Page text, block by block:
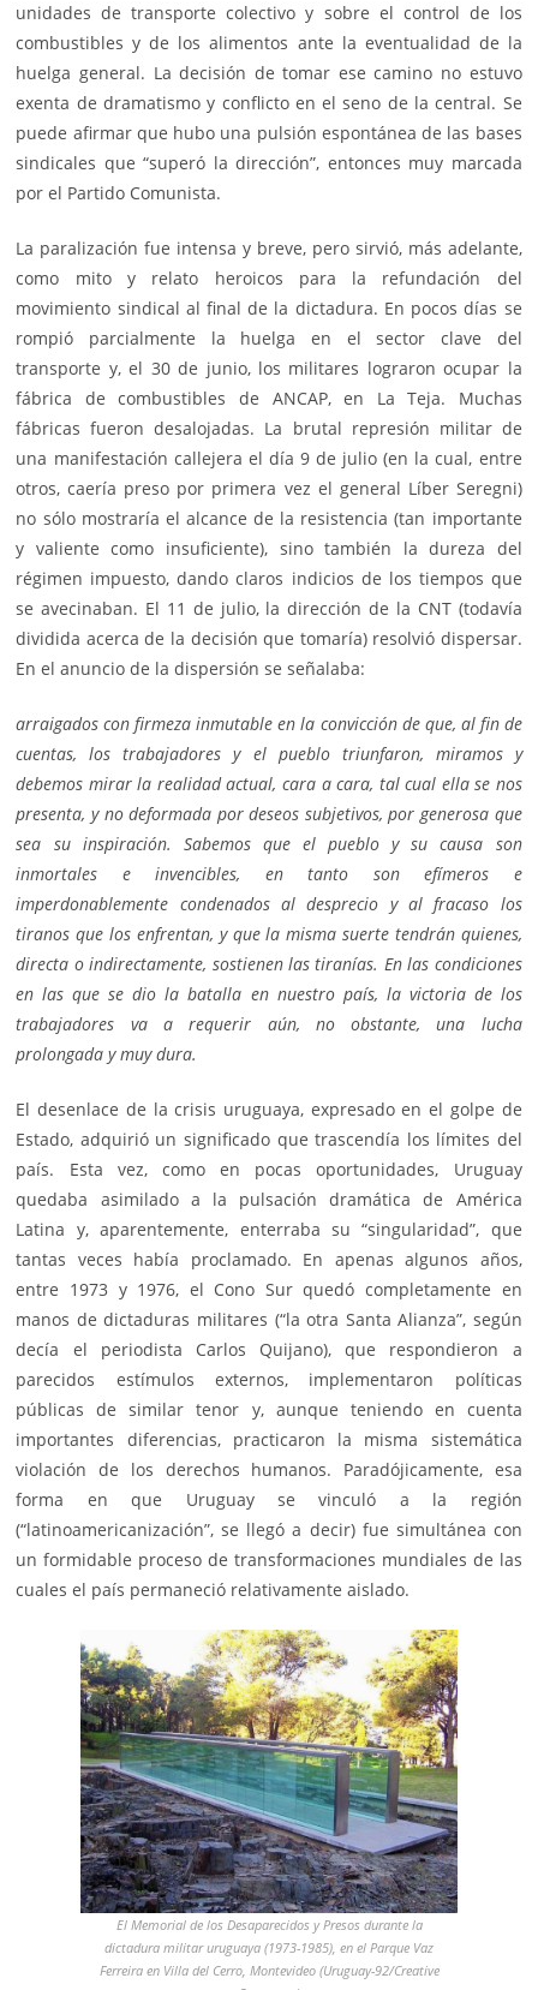
unidades de transporte colectivo y sobre el control de los
combustibles y de los alimentos ante la eventualidad de la
huelga general. La decisión de tomar ese camino no estuvo
exenta de dramatismo y conflicto en el seno de la central. Se
puede afirmar que hubo una pulsión espontánea de las bases
sindicales que “superó la dirección”, entonces muy marcada
por el Partido Comunista.
La paralización fue intensa y breve, pero sirvió, más adelante,
como mito y relato heroicos para la refundación del
movimiento sindical al final de la dictadura. En pocos días se
rompió parcialmente la huelga en el sector clave del
transporte y, el 30 de junio, los militares lograron ocupar la
fábrica de combustibles de ANCAP, en La Teja. Muchas
fábricas fueron desalojadas. La brutal represión militar de
una manifestación callejera el día 9 de julio (en la cual, entre
otros, caería preso por primera vez el general Líber Seregni)
no sólo mostraría el alcance de la resistencia (tan importante
y valiente como insuficiente), sino también la dureza del
régimen impuesto, dando claros indicios de los tiempos que
se avecinaban. El 11 de julio, la dirección de la CNT (todavía
dividida acerca de la decisión que tomaría) resolvió dispersar.
En el anuncio de la dispersión se señalaba:
arraigados con firmeza inmutable en la convicción de que, al fin de
cuentas, los trabajadores y el pueblo triunfaron, miramos y
debemos mirar la realidad actual, cara a cara, tal cual ella se nos
presenta, y no deformada por deseos subjetivos, por generosa que
sea su inspiración. Sabemos que el pueblo y su causa son
inmortales e invencibles, en tanto son efímeros e
imperdonablemente condenados al desprecio y al fracaso los
tiranos que los enfrentan, y que la misma suerte tendrán quienes,
directa o indirectamente, sostienen las tiranías. En las condiciones
en las que se dio la batalla en nuestro país, la victoria de los
trabajadores va a requerir aún, no obstante, una lucha
prolongada y muy dura.
El desenlace de la crisis uruguaya, expresado en el golpe de
Estado, adquirió un significado que trascendía los límites del
país. Esta vez, como en pocas oportunidades, Uruguay
quedaba asimilado a la pulsación dramática de América
Latina y, aparentemente, enterraba su “singularidad”, que
tantas veces había proclamado. En apenas algunos años,
entre 1973 y 1976, el Cono Sur quedó completamente en
manos de dictaduras militares (“la otra Santa Alianza”, según
decía el periodista Carlos Quijano), que respondieron a
parecidos estímulos externos, implementaron políticas
públicas de similar tenor y, aunque teniendo en cuenta
importantes diferencias, practicaron la misma sistemática
violación de los derechos humanos. Paradójicamente, esa
forma en que Uruguay se vinculó a la región
(“latinoamericanización”, se llegó a decir) fue simultánea con
un formidable proceso de transformaciones mundiales de las
cuales el país permaneció relativamente aislado.
El Memorial de los Desaparecidos y Presos durante la
dictadura militar uruguaya (1973-1985), en el Parque Vaz
Ferreira en Villa del Cerro, Montevideo (Uruguay-92/Creative